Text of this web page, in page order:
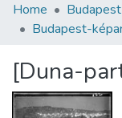
Communities &
Statistics
About us
Home
Budapest-
[Duna-